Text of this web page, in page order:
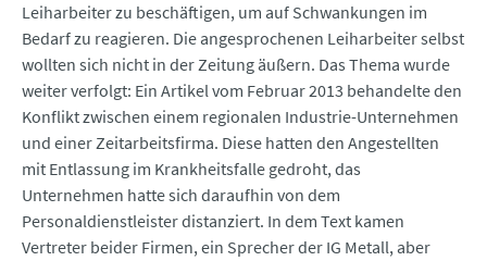
Leiharbeiter zu beschäftigen, um auf Schwankungen im
Bedarf zu reagieren. Die angesprochenen Leiharbeiter selbst
wollten sich nicht in der Zeitung äußern. Das Thema wurde
weiter verfolgt: Ein Artikel vom Februar 2013 behandelte den
Konflikt zwischen einem regionalen Industrie-Unternehmen
und einer Zeitarbeitsfirma. Diese hatten den Angestellten
mit Entlassung im Krankheitsfalle gedroht, das
Unternehmen hatte sich daraufhin von dem
Personaldienstleister distanziert. In dem Text kamen
Vertreter beider Firmen, ein Sprecher der IG Metall, aber